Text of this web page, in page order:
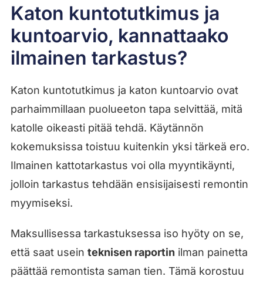
Katon kuntotutkimus ja
kuntoarvio, kannattaako
ilmainen tarkastus?
Katon kuntotutkimus ja katon kuntoarvio ovat
parhaimmillaan puolueeton tapa selvittää, mitä
katolle oikeasti pitää tehdä. Käytännön
kokemuksissa toistuu kuitenkin yksi tärkeä ero.
Ilmainen kattotarkastus voi olla myyntikäynti,
jolloin tarkastus tehdään ensisijaisesti remontin
myymiseksi.
Maksullisessa tarkastuksessa iso hyöty on se,
että saat usein teknisen raportin ilman painetta
päättää remontista saman tien. Tämä korostuu